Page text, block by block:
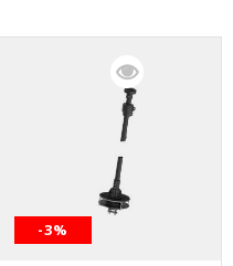
-3%